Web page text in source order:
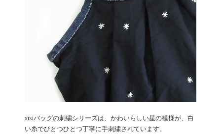
sisiバッグの刺繍シリーズは、かわいらしい星の模様が、白
い糸でひとつひとつ丁寧に手刺繍されています。